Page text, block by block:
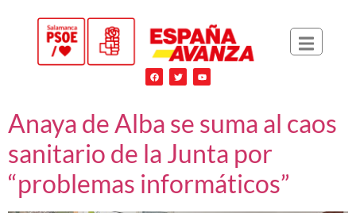
Anaya de Alba se suma al caos
sanitario de la Junta por
“problemas informáticos”